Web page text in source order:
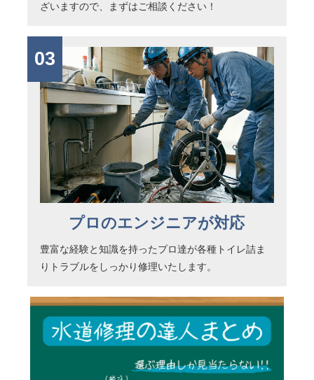
ざいますので、まずはご相談ください！
03
プロのエンジニアが対応
豊富な経験と知識を持ったプロ達が各種トイレ詰ま
りトラブルをしっかり修理いたします。